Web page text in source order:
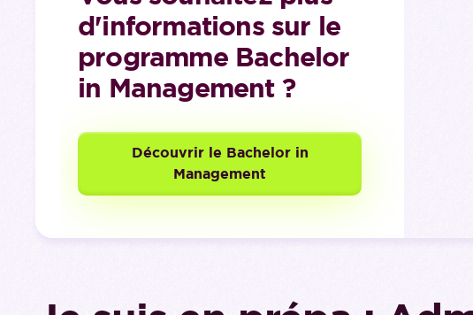
d'informations sur le
programme Bachelor
in Management ?
Découvrir le Bachelor in
Management